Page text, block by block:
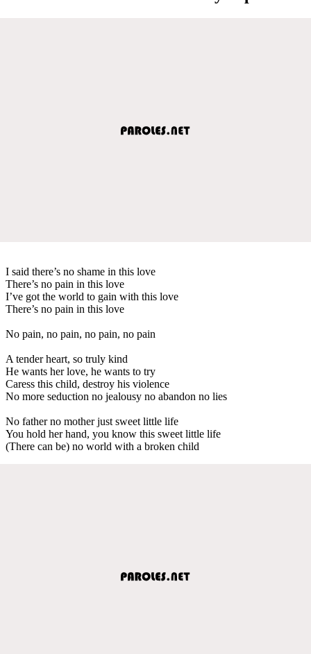
I said there’s no shame in this love
There’s no pain in this love
I’ve got the world to gain with this love
There’s no pain in this love
No pain, no pain, no pain, no pain
A tender heart, so truly kind
He wants her love, he wants to try
Caress this child, destroy his violence
No more seduction no jealousy no abandon no lies
No father no mother just sweet little life
You hold her hand, you know this sweet little life
(There can be) no world with a broken child